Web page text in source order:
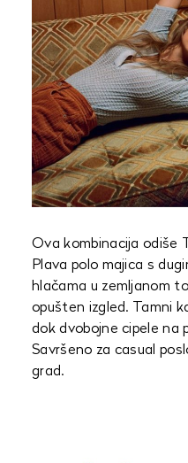
Ova kombinacija odiše
Plava polo majica s
hlačama u zemljanom
opušten izgled. Tamni
dok dvobojne cipele na
Savršeno za casual
grad.